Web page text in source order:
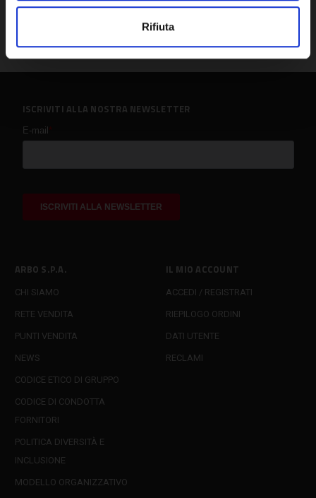
Rifiuta
ARBO S.P.A.
CHI SIAMO
RETE VENDITA
PUNTI VENDITA
NEWS
CODICE ETICO DI GRUPPO
CODICE DI CONDOTTA
FORNITORI
POLITICA DIVERSITÀ E
INCLUSIONE
MODELLO ORGANIZZATIVO
IL MIO ACCOUNT
ACCEDI / REGISTRATI
RIEPILOGO ORDINI
DATI UTENTE
RECLAMI
ISCRIVITI ALLA NOSTRA NEWSLETTER